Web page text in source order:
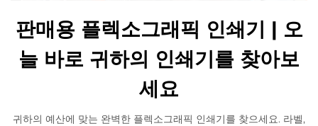
판매용 플렉소그래픽 인쇄기 | 오
늘 바로 귀하의 인쇄기를 찾아보
세요
귀하의 예산에 맞는 완벽한 플렉소그래픽 인쇄기를 찾으세요. 라벨,